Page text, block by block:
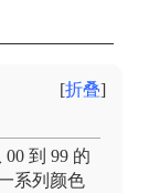
折叠
到 99 的
系列颜色